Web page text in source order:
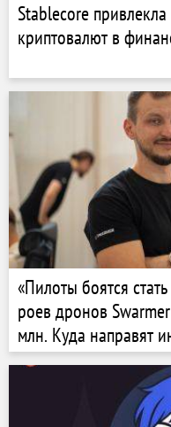
Stablecore
криптовалют в
«Пилоты боятся
роев дронов
млн. Куда направят
использование